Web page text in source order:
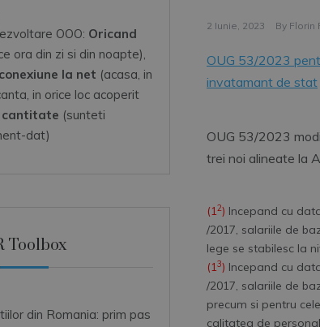
2 Iunie, 2023 By Florin
OUG 53/2023
invatamant de stat
OUG 53/2023
trei noi alineate la
(12) Incepand cu
/2017, salariile de
lege se stabilesc la
(13) Incepand cu
/2017, salariile de
precum si pentru
calitatea de
OOO: Oricand
ora din zi si din noapte),
la net (acasa, in
in orice loc acoperit
cantitate (sunteti
dat)
Toolbox
din Romania: prim pas